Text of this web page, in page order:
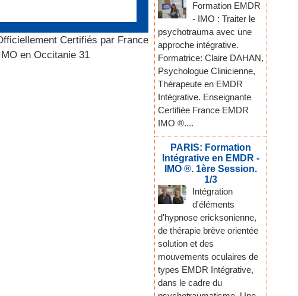
Certifiés par France
en Occitanie 31
Formation EMDR
- IMO : Traiter le
psychotrauma avec une
approche intégrative.
Formatrice: Claire DAHAN,
Psychologue Clinicienne,
Thérapeute en EMDR
Intégrative. Enseignante
Certifiée France EMDR
IMO ®....
PARIS: Formation
Intégrative en EMDR -
IMO ®. 1ère Session.
1/3
Intégration
d'éléments
d'hypnose ericksonienne,
de thérapie brève orientée
solution et des
mouvements oculaires de
types EMDR Intégrative,
dans le cadre du